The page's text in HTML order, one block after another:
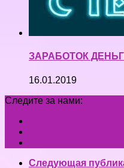
ЗАРАБОТОК
16.01.2019
Следите за нами:
Следующая